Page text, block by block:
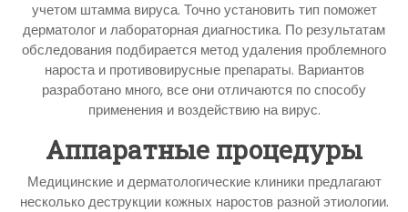
учетом штамма вируса. Точно установить тип поможет
дерматолог и лабораторная диагностика. По результатам
обследования подбирается метод удаления проблемного
нароста и противовирусные препараты. Вариантов
разработано много, все они отличаются по способу
применения и воздействию на вирус.
Аппаратные процедуры
Медицинские и дерматологические клиники предлагают
несколько деструкции кожных наростов разной этиологии.